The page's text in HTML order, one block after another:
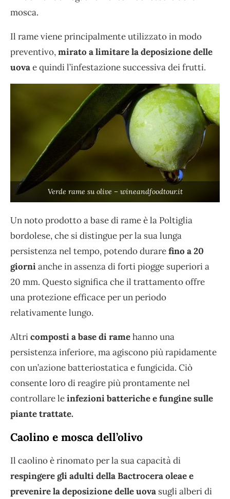
mosca.
Il rame viene principalmente utilizzato in modo
preventivo,mirato a limitare la deposizione delle
uovae quindi l’infestazione successiva dei frutti.
Verde rame su olive – wineandfoodtour.it
Un noto prodotto a base di rame è la Poltiglia
bordolese, che si distingue per la sua lunga
persistenza nel tempo, potendo durarefino a 20
giornianche in assenza di forti piogge superiori a
20 mm. Questo significa che il trattamento offre
una protezione efficace per un periodo
relativamente lungo.
Altricomposti a base di ramehanno una
persistenza inferiore, ma agiscono più rapidamente
con un’azione batteriostatica e fungicida. Ciò
consente loro di reagire più prontamente nel
controllare leinfezioni batteriche e fungine sulle
piante trattate.
Caolino e mosca dell’olivo
Il caolino è rinomato per la sua capacità di
respingere gli adulti della Bactrocera oleae e
prevenire la deposizione delle uova sugli alberi di